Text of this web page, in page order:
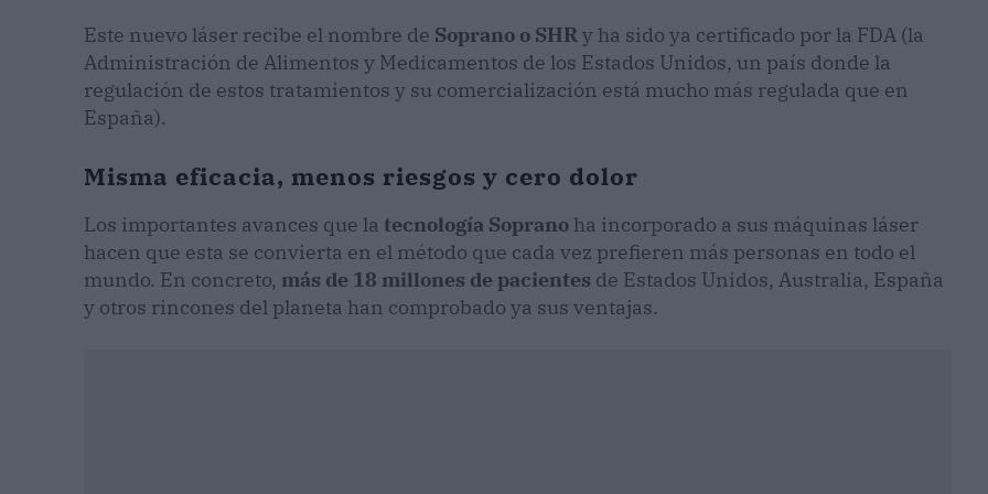
Este nuevo láser recibe el nombre de Soprano o SHRy ha sido ya certificado por la FDA (la
Administración de Alimentos y Medicamentos de los Estados Unidos, un país donde la
regulación de estos tratamientos y su comercialización está mucho más regulada que en
España).
Misma eficacia, menos riesgos y cero dolor
Los importantes avances que la tecnología Soprano ha incorporado a sus máquinas láser
hacen que esta se convierta en el método que cada vez prefieren más personas en todo el
mundo. En concreto, más de 18 millones de pacientes de Estados Unidos, Australia, España
y otros rincones del planeta han comprobado ya sus ventajas.